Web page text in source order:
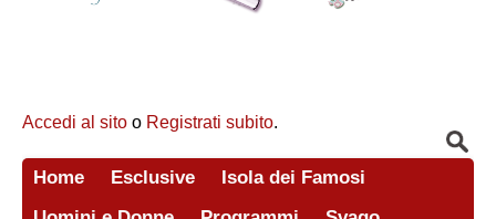
Accedi al sito o Registrati subito.
Home Esclusive
Isola dei Famosi